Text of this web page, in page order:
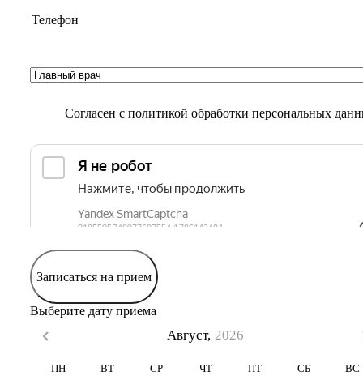
Согласен с политикой обработки персональных
Записаться на прием
Выберите дату приема
Август, 2026
ПН ВТ СР ЧТ ПТ СБ ВС